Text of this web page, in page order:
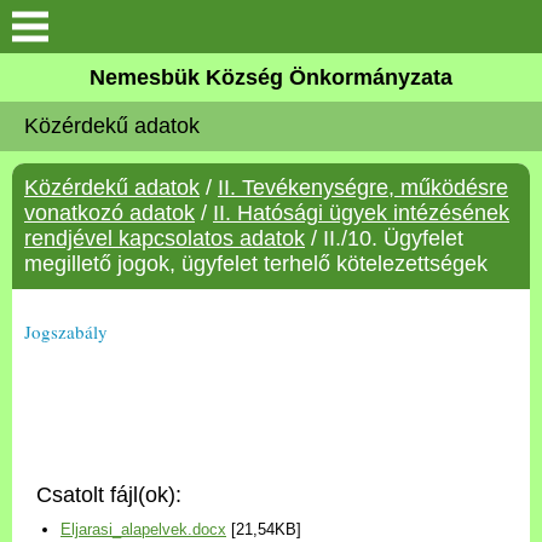
Keresés
Önkormányzat
Közös Önkormányzati
Hivatal
Zalaköveskút
Versenyképes Járások
Program
Nemesbük Község Önkormányzata
Közérdekű adatok
Közérdekű adatok / II. Tevékenységre, működésre
vonatkozó adatok / II. Hatósági ügyek intézésének
rendjével kapcsolatos adatok / II./10. Ügyfelet
megillető jogok, ügyfelet terhelő kötelezettségek
Jogszabály
Csatolt fájl(ok):
Eljarasi_alapelvek.docx [21,54KB]